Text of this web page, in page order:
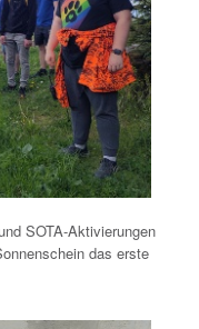
SOTA-Aktivierungen
das erste